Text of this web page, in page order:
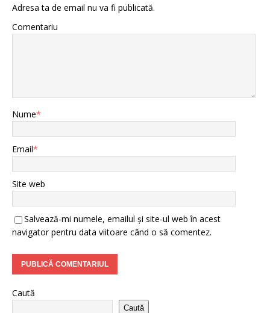
Adresa ta de email nu va fi publicată.
Comentariu
Nume*
Email*
Site web
Salvează-mi numele, emailul și site-ul web în acest
navigator pentru data viitoare când o să comentez.
Caută
Caută